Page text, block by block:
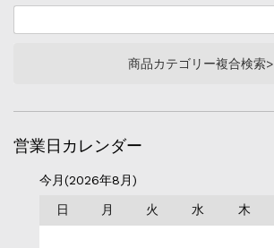
商品カテゴリー複合検索>
営業日カレンダー
今月(2026年8月)
日 月 火 水 木